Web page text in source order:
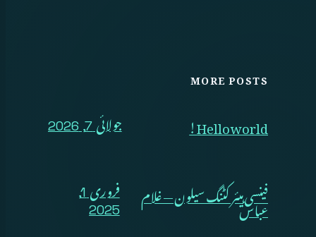
MORE POSTS
Hello world! جولائی 7, 2026
فینسی ہیئر کٹنگ سیلون — غلام
عباس
فروری 1,
2025